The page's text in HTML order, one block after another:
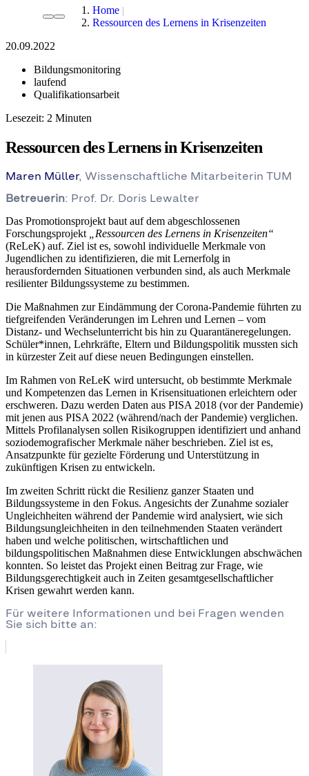
Home
Ressourcen des Lernens in Krisenzeiten
20.09.2022
Bildungsmonitoring
laufend
Qualifikationsarbeit
Lesezeit:
Ressourcen des Lernens in Krisenzeiten
Maren Müller, Wissenschaftliche Mitarbeiterin TUM
Betreuerin: Prof. Dr. Doris Lewalter
Das Promotionsprojekt baut auf dem abgeschlossenen
Forschungsprojekt
„Ressourcen des Lernens in Krisenzeiten“
(ReLeK) auf. Ziel ist es, sowohl individuelle Merkmale von
Jugendlichen zu identifizieren, die mit Lernerfolg in
herausfordernden Situationen verbunden sind, als auch Merkmale
resilienter Bildungssysteme zu bestimmen.
Die Maßnahmen zur Eindämmung der Corona-Pandemie führten zu
tiefgreifenden Veränderungen im Lehren und Lernen – vom
Distanz- und Wechselunterricht bis hin zu Quarantäneregelungen.
Schüler*innen, Lehrkräfte, Eltern und Bildungspolitik mussten sich
in kürzester Zeit auf diese neuen Bedingungen einstellen.
Im Rahmen von ReLeK wird untersucht, ob bestimmte Merkmale
und Kompetenzen das Lernen in Krisensituationen erleichtern oder
erschweren. Dazu werden Daten aus PISA 2018 (vor der Pandemie)
mit jenen aus PISA 2022 (während/nach der Pandemie) verglichen.
Mittels Profilanalysen sollen Risikogruppen identifiziert und anhand
soziodemografischer Merkmale näher beschrieben. Ziel ist es,
Ansatzpunkte für gezielte Förderung und Unterstützung in
zukünftigen Krisen zu entwickeln.
Im zweiten Schritt rückt die Resilienz ganzer Staaten und
Bildungssysteme in den Fokus. Angesichts der Zunahme sozialer
Ungleichheiten während der Pandemie wird analysiert, wie sich
Bildungsungleichheiten in den teilnehmenden Staaten verändert
haben und welche politischen, wirtschaftlichen und
bildungspolitischen Maßnahmen diese Entwicklungen abschwächen
konnten. So leistet das Projekt einen Beitrag zur Frage, wie
Bildungsgerechtigkeit auch in Zeiten gesamtgesellschaftlicher
Krisen gewahrt werden kann.
Für weitere Informationen und bei Fragen wenden
Sie sich bitte an: